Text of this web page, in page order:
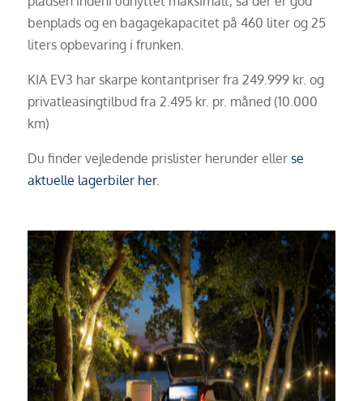
benplads og en bagagekapacitet på 460 liter og 25
liters opbevaring i frunken.
KIA EV3 har skarpe kontantpriser fra 249.999 kr. og
privatleasingtilbud fra 2.495 kr. pr. måned (10.000
km)
Du finder vejledende prislister herunder eller se
aktuelle lagerbiler her.